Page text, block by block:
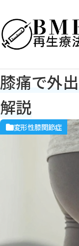
膝痛で外
解説
変形性膝関節症